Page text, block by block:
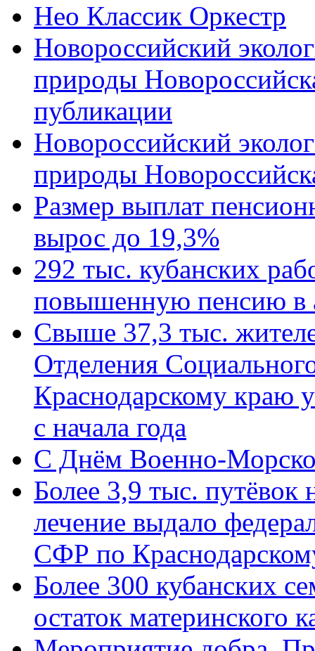
Нео Классик Оркестр
Новороссийский
природы
публикации
Новороссийский
природы
Размер выплат
вырос до 19,3%
292 тыс. кубанских
повышенную пенсию в
Свыше 37,3 тыс.
Отделения
Краснодарскому краю
с начала года
C Днём Военно-
Более 3,9 тыс. путёвок
лечение выдало
СФР по
Более 300 кубанских
остаток материнского